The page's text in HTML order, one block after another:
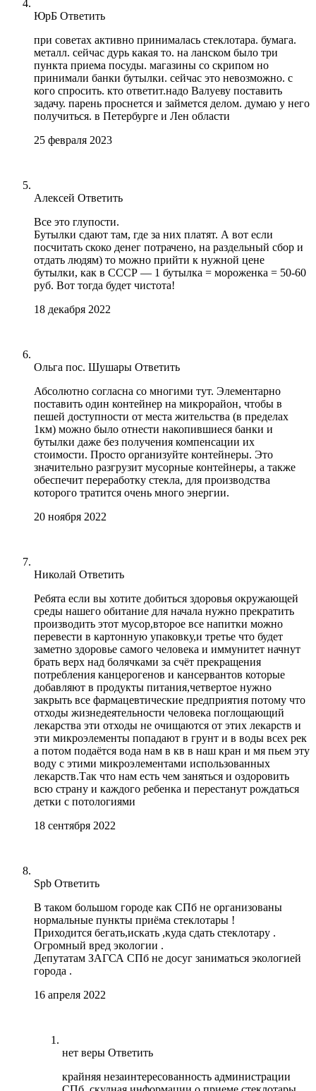
ЮрБ Ответить
при советах активно принималась стеклотара. бумага.
металл. сейчас дурь какая то. на ланском было три
пункта приема посуды. магазины со скрипом но
принимали банки бутылки. сейчас это невозможно. с
кого спросить. кто ответит.надо Валуеву поставить
задачу. парень проснется и займется делом. думаю у него
получиться. в Петербурге и Лен области
25 февраля 2023
Алексей Ответить
Все это глупости.
Бутылки сдают там, где за них платят. А вот если
посчитать скоко денег потрачено, на раздельный сбор и
отдать людям) то можно прийти к нужной цене
бутылки, как в СССР — 1 бутылка = мороженка = 50-60
руб. Вот тогда будет чистота!
18 декабря 2022
Ольга пос. Шушары Ответить
Абсолютно согласна со многими тут. Элементарно
поставить один контейнер на микрорайон, чтобы в
пешей доступности от места жительства (в пределах
1км) можно было отнести накопившиеся банки и
бутылки даже без получения компенсации их
стоимости. Просто организуйте контейнеры. Это
значительно разгрузит мусорные контейнеры, а также
обеспечит переработку стекла, для производства
которого тратится очень много энергии.
20 ноября 2022
Николай Ответить
Ребята если вы хотите добиться здоровья окружающей
среды нашего обитание для начала нужно прекратить
производить этот мусор,второе все напитки можно
перевести в картонную упаковку,и третье что будет
заметно здоровье самого человека и иммунитет начнут
брать верх над болячками за счёт прекращения
потребления канцерогенов и кансервантов которые
добавляют в продукты питания,четвертое нужно
закрыть все фармацевтические предприятия потому что
отходы жизнедеятельности человека поглощающий
лекарства эти отходы не очищаются от этих лекарств и
эти микроэлементы попадают в грунт и в воды всех рек
а потом подаётся вода нам в кв в наш кран и мя пьем эту
воду с этими микроэлементами использованных
лекарств.Так что нам есть чем заняться и оздоровить
всю страну и каждого ребенка и перестанут рождаться
детки с потологиями
18 сентября 2022
Spb Ответить
В таком большом городе как СПб не организованы
нормальные пункты приёма стеклотары !
Приходится бегать,искать ,куда сдать стеклотару .
Огромный вред экологии .
Депутатам ЗАГСА СПб не досуг заниматься экологией
города .
16 апреля 2022
нет веры Ответить
крайняя незаинтересованность администрации